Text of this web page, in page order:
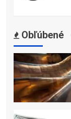
Obľúbené